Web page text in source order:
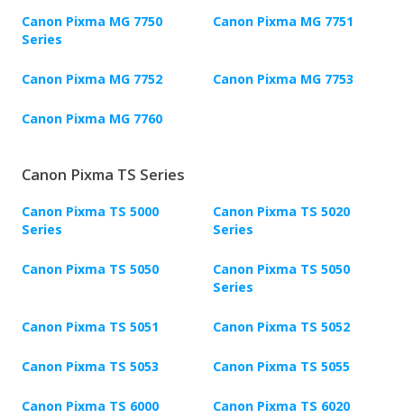
Canon Pixma MG 7750
Series
Canon Pixma MG 7751
Canon Pixma MG 7752 Canon Pixma MG 7753
Canon Pixma MG 7760
Canon Pixma TS Series
Canon Pixma TS 5000
Series
Canon Pixma TS 5020
Series
Canon Pixma TS 5050
Canon Pixma TS 5050
Series
Canon Pixma TS 5051 Canon Pixma TS 5052
Canon Pixma TS 5053 Canon Pixma TS 5055
Canon Pixma TS 6000
Canon Pixma TS 6020